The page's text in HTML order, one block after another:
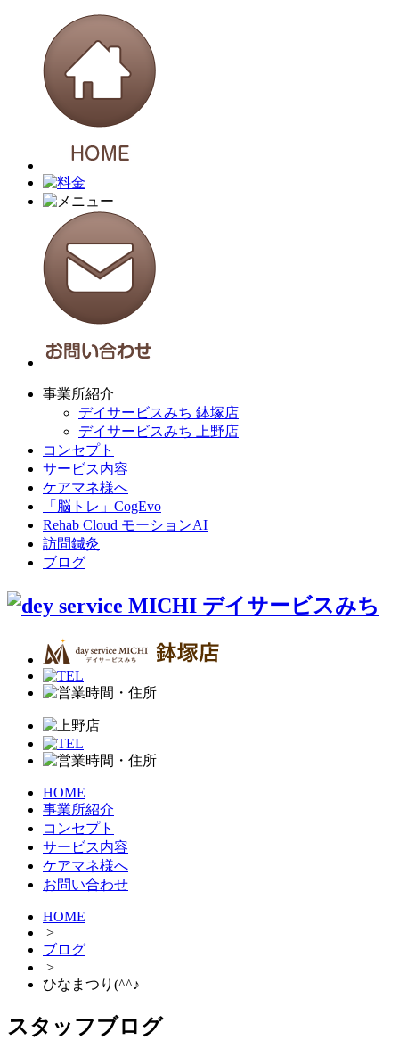
事業所紹介
デイサービスみち 鉢塚店
デイサービスみち 上野店
コンセプト
サービス内容
ケアマネ様へ
「脳トレ」CogEvo
Rehab Cloud モーションAI
訪問鍼灸
ブログ
HOME
事業所紹介
コンセプト
サービス内容
ケアマネ様へ
お問い合わせ
HOME
>
ブログ
>
ひなまつり(^^♪
スタッフブログ